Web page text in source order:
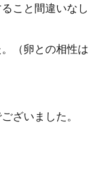
こと間違いなし
（卵との相性は
ざいました。